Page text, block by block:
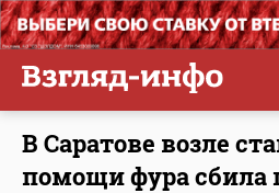
В Саратове возле
помощи фура сбила